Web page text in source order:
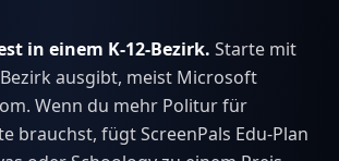
in einem K-12-Bezirk. Starte mit
ausgibt, meist Microsoft
Wenn du mehr Politur für
brauchst, fügt ScreenPals Edu-Plan